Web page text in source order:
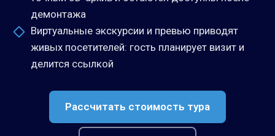
демонтажа
Виртуальные экскурсии и превью приводят
живых посетителей: гость планирует визит и
делится ссылкой
Рассчитать стоимость тура